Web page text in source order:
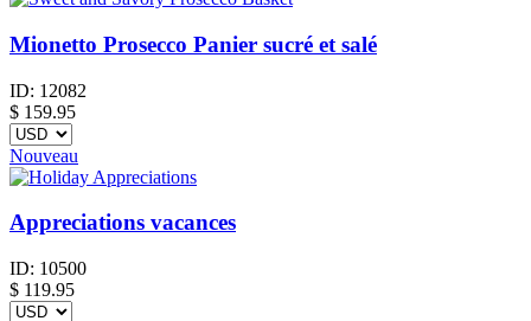
Mionetto Prosecco Panier sucré et salé
ID: 12082
$ 159.95
Nouveau
Appreciations vacances
ID: 10500
$ 119.95